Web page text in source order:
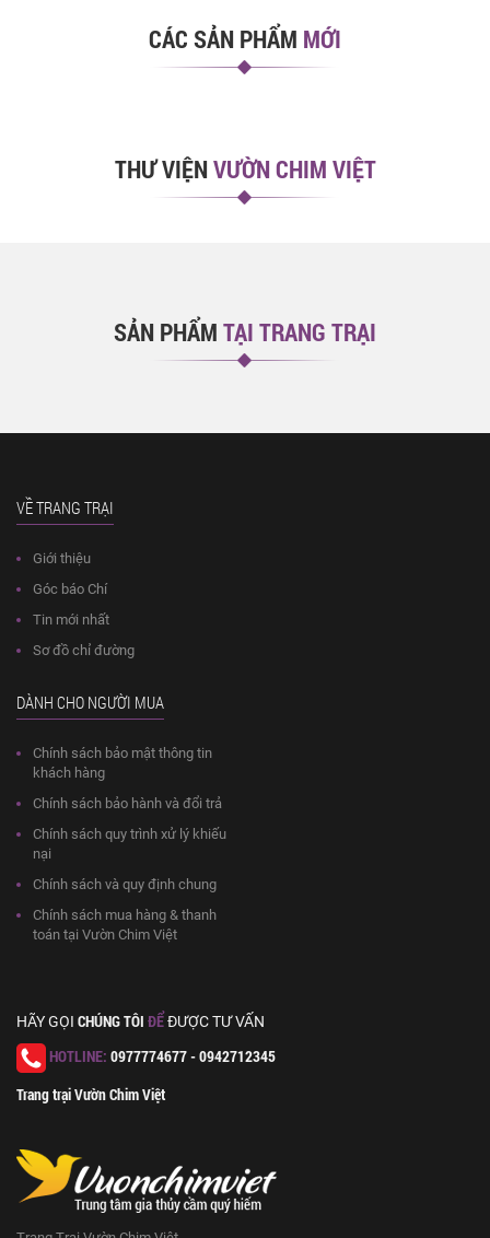
CÁC SẢN PHẨM MỚI
THƯ VIỆNVƯỜN CHIM VIỆT
SẢN PHẨM TẠI TRANG TRẠI
VỀ TRANG TRẠI
Giới thiệu
Góc báo Chí
Tin mới nhất
Sơ đồ chỉ đường
DÀNH CHO NGƯỜI MUA
Chính sách bảo mật thông tin
khách hàng
Chính sách bảo hành và đổi trả
Chính sách quy trình xử lý khiếu
nại
Chính sách và quy định chung
Chính sách mua hàng & thanh
toán tại Vườn Chim Việt
HÃY GỌI CHÚNG TÔI ĐỂĐƯỢC TƯ VẤN
HOTLINE: 0977774677 - 0942712345
Trang trại Vườn Chim Việt